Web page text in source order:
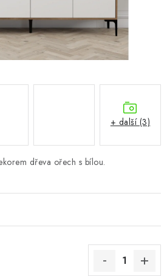
dřeva ořech s bílou.
+ další (3)